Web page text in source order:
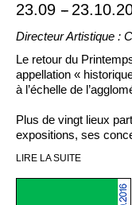
23.09 --
Directeur Artistique :
Le retour du
appellation «
à l’échelle de
Plus de vingt lieux
expositions, ses
Cette constellation de
invités par le festival
associés, pour «
LIRE LA SUITE